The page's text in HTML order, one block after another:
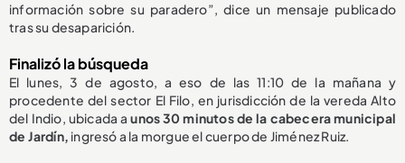
información sobre su paradero”, dice un mensaje publicado
tras su desaparición.
Finalizó la búsqueda
El lunes, 3 de agosto, a eso de las 11:10 de la mañana y
procedente del sector El Filo, en jurisdicción de la vereda Alto
del Indio, ubicada aunos 30 minutos de la cabecera municipal
de Jardín, ingresó a la morgue el cuerpo de Jiménez Ruiz.